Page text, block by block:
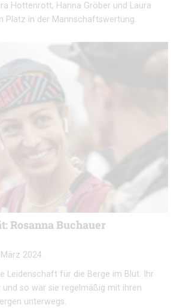
Hottenrott, Hanna Gröber und Laura
Platz in der Mannschaftswertung.
Rosanna Buchauer
März 2024
Leidenschaft für die Berge im Blut. Ihr
und so war sie regelmäßig mit ihren
unterwegs.